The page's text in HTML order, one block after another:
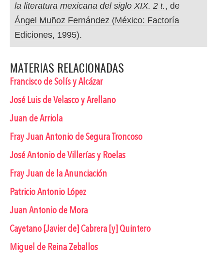
la literatura mexicana del siglo XIX. 2 t., de
Ángel Muñoz Fernández (México: Factoría
Ediciones, 1995).
MATERIAS RELACIONADAS
Francisco de Solís y Alcázar
José Luis de Velasco y Arellano
Juan de Arriola
Fray Juan Antonio de Segura Troncoso
José Antonio de Villerías y Roelas
Fray Juan de la Anunciación
Patricio Antonio López
Juan Antonio de Mora
Cayetano [Javier de] Cabrera [y] Quintero
Miguel de Reina Zeballos